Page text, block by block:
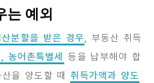
는 예외
분할을 받은 경우, 부동산 취득
농어촌특별세 등을 납부해야 합
산을 양도할 때취득가액과 양도